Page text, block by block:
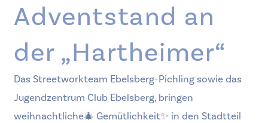
Adventstand an
der „Hartheimer“
Das Streetworkteam Ebelsberg-Pichling sowie das
Jugendzentrum Club Ebelsberg, bringen
weihnachtliche🎄 Gemütlichkeit✨ in den Stadtteil